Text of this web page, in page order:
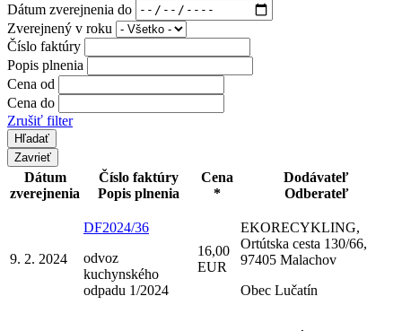
Dátum zverejnenia do
Zverejnený v roku
Číslo faktúry
Popis plnenia
Cena od
Cena do
Zrušiť filter
Zavrieť
Dátum
zverejnenia
Číslo faktúry
Popis plnenia
Cena
*
Dodávateľ
Odberateľ
9. 2. 2024
DF2024/36
odvoz
kuchynského
odpadu 1/2024
16,00
EUR
EKORECYKLING,
Ortútska cesta 130/66,
97405 Malachov
Obec Lučatín